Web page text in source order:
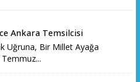
Ankara Temsilcisi
Uğruna, Bir Millet Ayağa
Temmuz...